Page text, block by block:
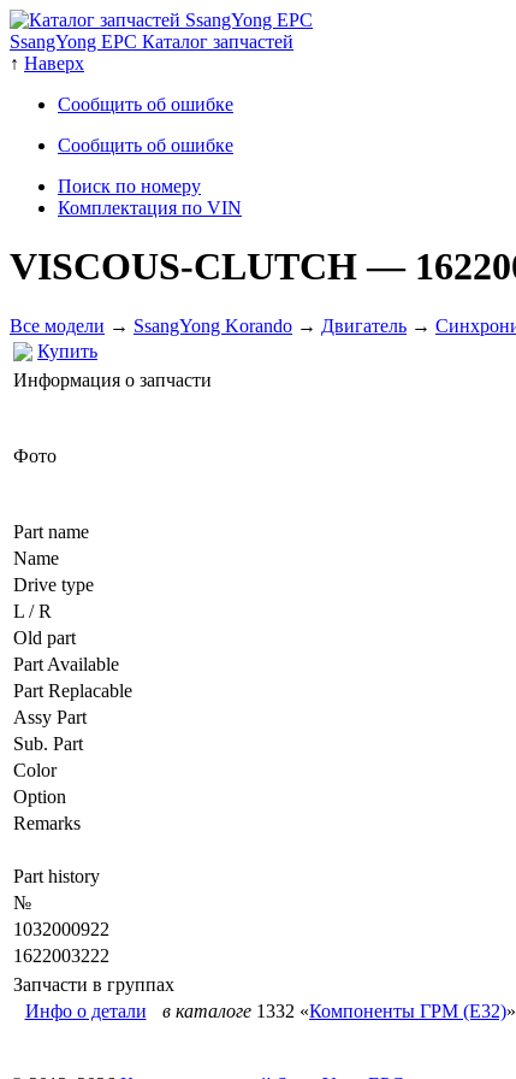
SsangYong EPC Каталог запчастей
↑ Наверх
Сообщить об ошибке
Сообщить об ошибке
Поиск по номеру
Комплектация по VIN
VISCOUS-CLUTCH—
Все модели → SsangYong Korando → Двигатель →
Купить
Информация о запчасти
Фото
Part name
Name
Drive type
L / R
Old part
Part Available
Part Replacable
Assy Part
Sub. Part
Color
Option
Remarks
Part history
№
1032000922
1622003222
Запчасти в группах
Инфо о детали
в каталоге 1332 «Компоненты ГРМ (E32)»